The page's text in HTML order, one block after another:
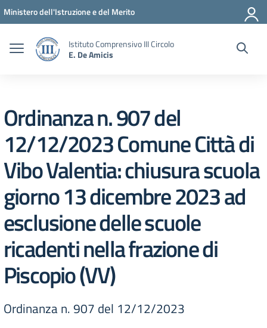
Vai ai contenuti
Vai al menu di navigazione
Vai al footer
Ministero dell'Istruzione e del Merito
Istituto Comprensivo III Circolo
E. De Amicis
Ordinanza n. 907 del
12/12/2023 Comune Città di
Vibo Valentia: chiusura scuola
giorno 13 dicembre 2023 ad
esclusione delle scuole
ricadenti nella frazione di
Piscopio (VV)
Ordinanza n. 907 del 12/12/2023